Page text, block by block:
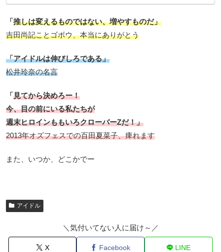
「推しは変えるものではない、増やすものだ」
吉田尚記ことゴボウ、本当にありがとう
「アイドルは伸びしろである」
松井玲奈の名言
「見てから決めろー！
今、目の前にいる私たちが
週末ヒロインももいろクローバーZだ！」
2013年オズフェスでの百田夏菜子、痺れます
また、いつか、どこかでー
アイドル
＼気付いてない人に届け～／
X Facebook LINE